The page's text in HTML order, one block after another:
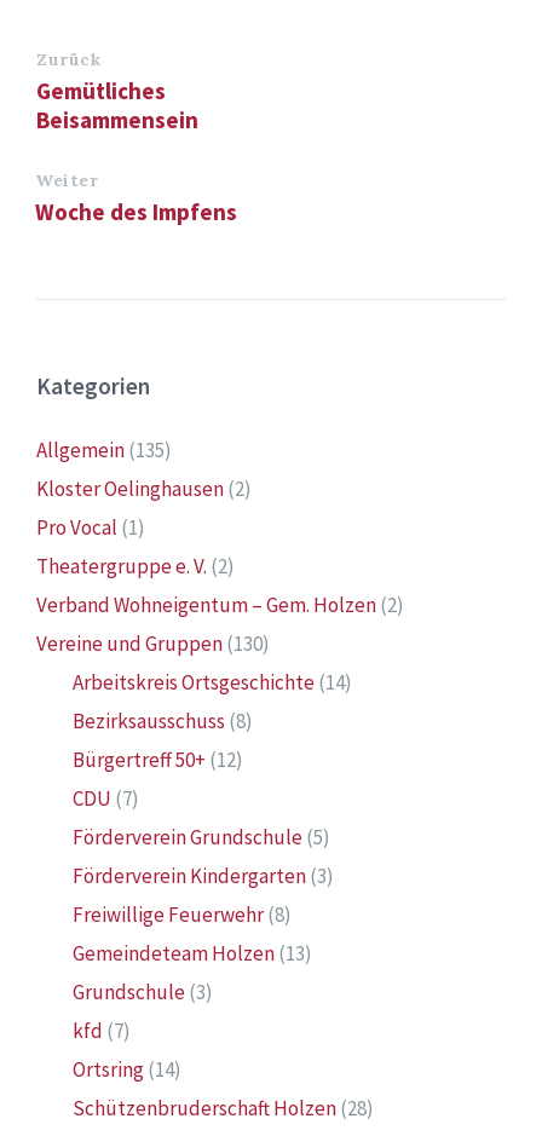
Zurück
Gemütliches
Beisammensein
Weiter
Woche des Impfens
Kategorien
Allgemein(135)
Kloster Oelinghausen(2)
Pro Vocal (1)
Theatergruppe e. V. (2)
Verband Wohneigentum – Gem. Holzen(2)
Vereine und Gruppen(130)
Arbeitskreis Ortsgeschichte(14)
Bezirksausschuss (8)
Bürgertreff 50+ (12)
CDU (7)
Förderverein Grundschule(5)
Förderverein Kindergarten(3)
Freiwillige Feuerwehr(8)
Gemeindeteam Holzen(13)
Grundschule(3)
kfd (7)
Ortsring(14)
Schützenbruderschaft Holzen(28)